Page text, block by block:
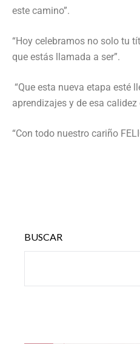
este camino”.
“Hoy celebramos no solo tu
que estás llamada a ser”.
“Que esta nueva etapa esté
aprendizajes y de esa calidez
“Con todo nuestro cariño
BUSCAR